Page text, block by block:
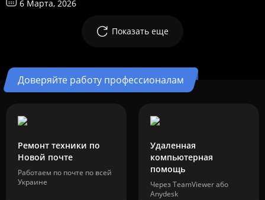
6 Марта, 2026
Показать еще
Доверяйте работу профессионалам
Ремонт техники по
Новой почте
Работаем по почте по всей
Украине
Удаленная
компьютерная
помощь
Через TeamViewer або
Anydesk